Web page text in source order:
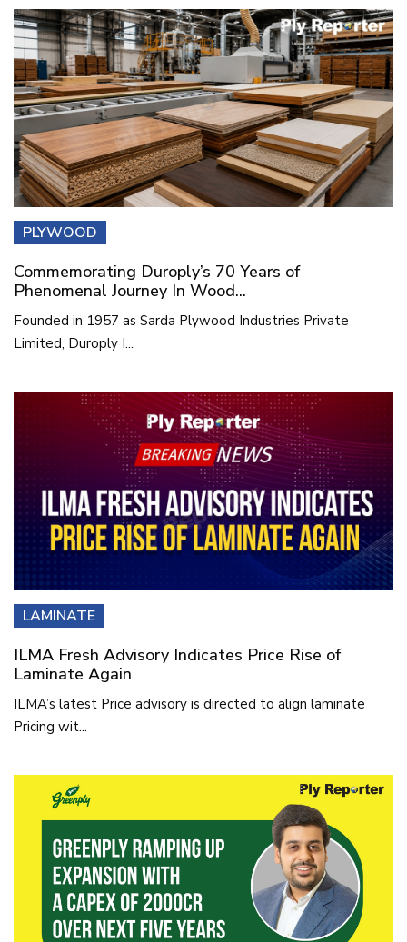
PLYWOOD
Commemorating Duroply’s 70 Years of
Phenomenal Journey In Wood...
Founded in 1957 as Sarda Plywood Industries Private
Limited, Duroply I...
LAMINATE
ILMA Fresh Advisory Indicates Price Rise of
Laminate Again
ILMA’s latest Price advisory is directed to align laminate
Pricing wit...